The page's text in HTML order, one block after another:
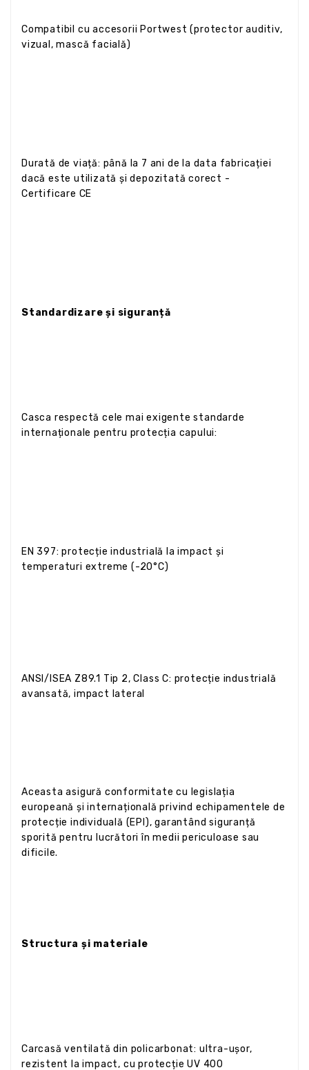
Compatibil cu accesorii Portwest (protector auditiv,
vizual, mască facială)
Durată de viață: până la 7 ani de la data fabricației
dacă este utilizată și depozitată corect -
Certificare CE
Standardizare și siguranță
Casca respectă cele mai exigente standarde
internaționale pentru protecția capului:
EN 397: protecție industrială la impact și
temperaturi extreme (-20°C)
ANSI/ISEA Z89.1 Tip 2, Class C: protecție industrială
avansată, impact lateral
Aceasta asigură conformitate cu legislația
europeană și internațională privind echipamentele de
protecție individuală (EPI), garantând siguranță
sporită pentru lucrători în medii periculoase sau
dificile.
Structura și materiale
Carcasă ventilată din policarbonat: ultra-ușor,
rezistent la impact, cu protecție UV 400